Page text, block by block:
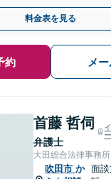
障害等級など、お任せ
料金表を見る
約 メ
首藤 哲伺
弁護士
大田総合法律事務所
吹田市 か 面